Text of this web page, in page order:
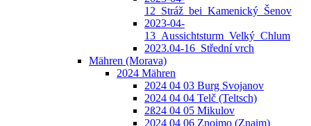
12_Stráž_bei_Kamenický_Šenov
2023-04-
13_Aussichtsturm_Velký_Chlum
2023.04-16_Střední vrch
Mähren (Morava)
2024 Mähren
2024 04 03 Burg Svojanov
2024 04 04 Telč (Teltsch)
2ß24 04 05 Mikulov
2024 04 06 Znojmo (Znaim)